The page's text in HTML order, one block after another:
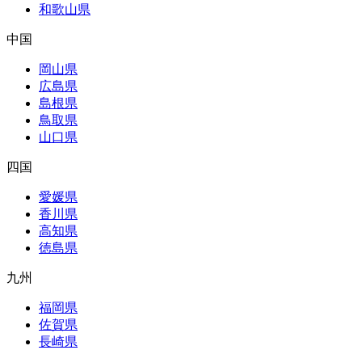
和歌山県
中国
岡山県
広島県
島根県
鳥取県
山口県
四国
愛媛県
香川県
高知県
徳島県
九州
福岡県
佐賀県
長崎県